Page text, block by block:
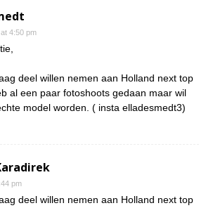
4:50 pm
deel willen nemen aan Holland next top
al een paar fotoshoots gedaan maar wil
model worden. ( insta elladesmedt3)
pm
deel willen nemen aan Holland next top